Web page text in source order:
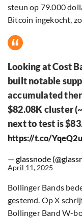
steun op 79.000
Bitcoin ingekocht,
Looking at Cost
built notable
accumulated
$82.08K cluster
next to test is
https://t.co/
— glassnode
April 11, 2025
Bollinger Bands
gestemd. Op X
Bollinger Band W-